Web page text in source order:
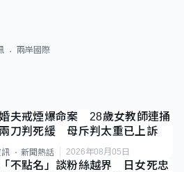
兩岸國際
夫戒煙爆命案 28歲女教師連捅
刀判死緩 母斥判太重已上訴
新聞熱話 2026年08月05日
不點名」談粉絲越界 日女死忠